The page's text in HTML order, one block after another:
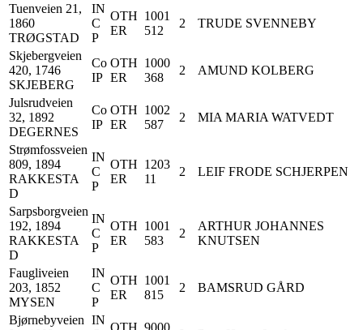
Tuenveien 21,
1860
TRØGSTAD
IN
C
P
OTH
ER
1001
512
2 TRUDE SVENNEBY
Skjebergveien
420, 1746
SKJEBERG
Co
IP
OTH
ER
1000
368
2 AMUND KOLBERG
Julsrudveien
32, 1892
DEGERNES
Co
IP
OTH
ER
1002
587
2 MIA MARIA WATVEDT
Strømfossveien
809, 1894
RAKKESTA
D
IN
C
P
OTH
ER
1203
11
2 LEIF FRODE SCHJERPEN
Sarpsborgveien
192, 1894
RAKKESTA
D
IN
C
P
OTH
ER
1001
583
2
ARTHUR JOHANNES
KNUTSEN
Faugliveien
203, 1852
MYSEN
IN
C
P
OTH
ER
1001
815
2 BAMSRUD GÅRD
Bjørnebyveien IN
OTH 9000